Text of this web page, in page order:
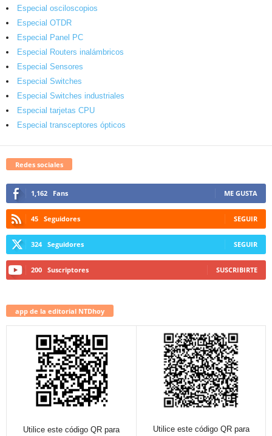
Especial osciloscopios
Especial OTDR
Especial Panel PC
Especial Routers inalámbricos
Especial Sensores
Especial Switches
Especial Switches industriales
Especial tarjetas CPU
Especial transceptores ópticos
Redes sociales
1,162 Fans ME GUSTA
45 Seguidores SEGUIR
324 Seguidores SEGUIR
200 Suscriptores SUSCRIBIRTE
app de la editorial NTDhoy
Utilice este código QR para
Utilice este código QR para